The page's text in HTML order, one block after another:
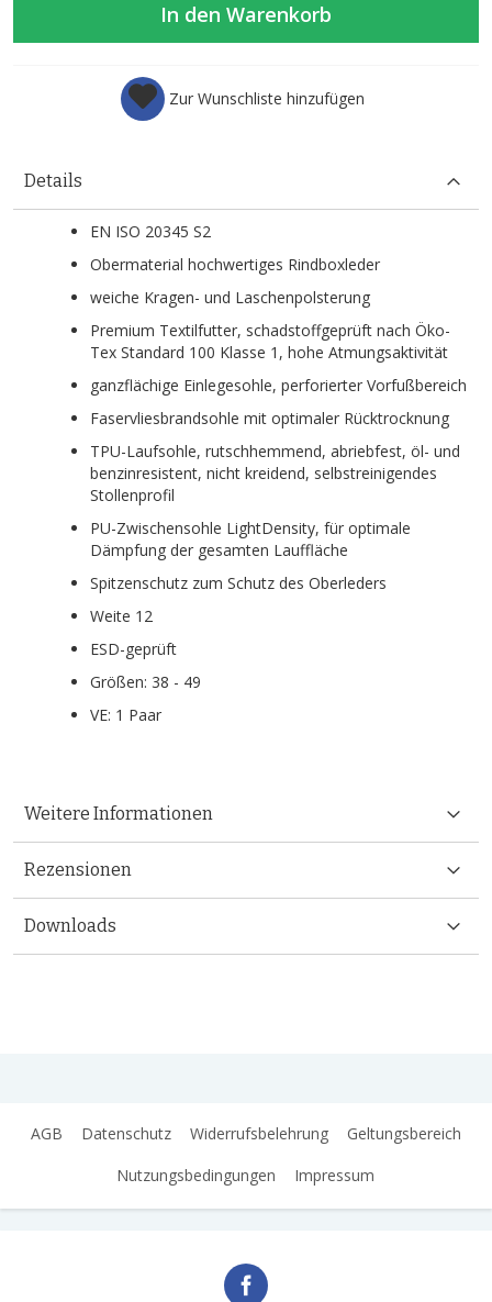
In den Warenkorb
Zur Wunschliste hinzufügen
Details
EN ISO 20345 S2
Obermaterial hochwertiges Rindboxleder
weiche Kragen- und Laschenpolsterung
Premium Textilfutter, schadstoffgeprüft nach Öko-
Tex Standard 100 Klasse 1, hohe Atmungsaktivität
ganzflächige Einlegesohle, perforierter Vorfußbereich
Faservliesbrandsohle mit optimaler Rücktrocknung
TPU-Laufsohle, rutschhemmend, abriebfest, öl- und
benzinresistent, nicht kreidend, selbstreinigendes
Stollenprofil
PU-Zwischensohle LightDensity, für optimale
Dämpfung der gesamten Lauffläche
Spitzenschutz zum Schutz des Oberleders
Weite 12
ESD-geprüft
Größen: 38 - 49
VE: 1 Paar
Weitere Informationen
Rezensionen
Downloads
AGB Datenschutz Widerrufsbelehrung
Geltungsbereich
Nutzungsbedingungen
Impressum